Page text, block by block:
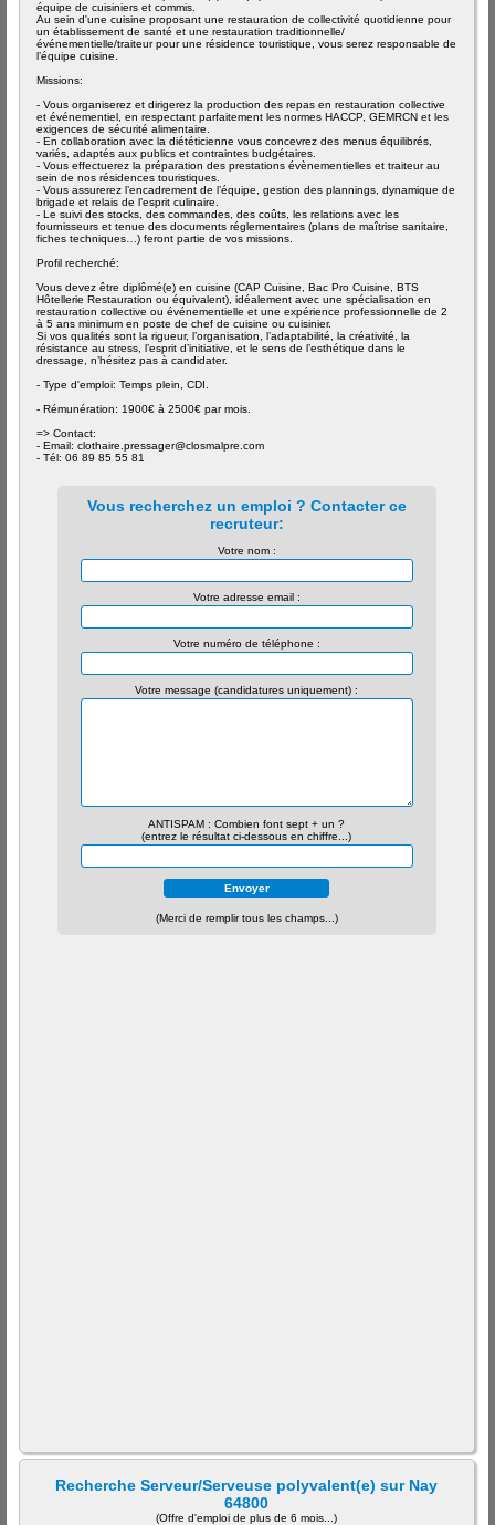
équipe de cuisiniers et commis.
Au sein d'une cuisine proposant une restauration de collectivité quotidienne pour
un établissement de santé et une restauration traditionnelle/
événementielle/traiteur pour une résidence touristique, vous serez responsable de
l’équipe cuisine.
Missions:
- Vous organiserez et dirigerez la production des repas en restauration collective
et événementiel, en respectant parfaitement les normes HACCP, GEMRCN et les
exigences de sécurité alimentaire.
- En collaboration avec la diététicienne vous concevrez des menus équilibrés,
variés, adaptés aux publics et contraintes budgétaires.
- Vous effectuerez la préparation des prestations évènementielles et traiteur au
sein de nos résidences touristiques.
- Vous assurerez l’encadrement de l’équipe, gestion des plannings, dynamique de
brigade et relais de l’esprit culinaire.
- Le suivi des stocks, des commandes, des coûts, les relations avec les
fournisseurs et tenue des documents réglementaires (plans de maîtrise sanitaire,
fiches techniques…) feront partie de vos missions.
Profil recherché:
Vous devez être diplômé(e) en cuisine (CAP Cuisine, Bac Pro Cuisine, BTS
Hôtellerie Restauration ou équivalent), idéalement avec une spécialisation en
restauration collective ou événementielle et une expérience professionnelle de 2
à 5 ans minimum en poste de chef de cuisine ou cuisinier.
Si vos qualités sont la rigueur, l’organisation, l’adaptabilité, la créativité, la
résistance au stress, l’esprit d’initiative, et le sens de l’esthétique dans le
dressage, n’hésitez pas à candidater.
- Type d'emploi: Temps plein, CDI.
- Rémunération: 1900€ à 2500€ par mois.
=> Contact:
- Email: clothaire.pressager@closmalpre.com
- Tél: 06 89 85 55 81
Vous recherchez un emploi ? Contacter ce
recruteur:
Votre nom :
Votre adresse email :
Votre numéro de téléphone :
Votre message (candidatures uniquement) :
ANTISPAM : Combien font sept + un ?
(entrez le résultat ci-dessous en chiffre...)
(Merci de remplir tous les champs...)
Recherche Serveur/Serveuse polyvalent(e) sur Nay
64800
(Offre d'emploi de plus de 6 mois...)